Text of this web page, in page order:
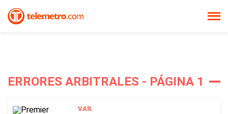
ERRORES ARBITRALES - PÁGINA 1
VAR.